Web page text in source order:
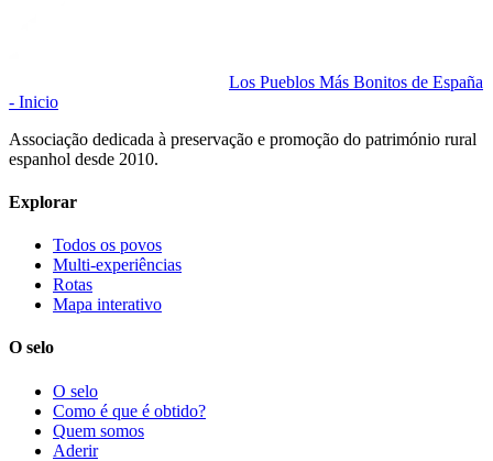
Los Pueblos Más Bonitos de España
- Inicio
Associação dedicada à preservação e promoção do património rural
espanhol desde 2010.
Explorar
Todos os povos
Multi-experiências
Rotas
Mapa interativo
O selo
O selo
Como é que é obtido?
Quem somos
Aderir